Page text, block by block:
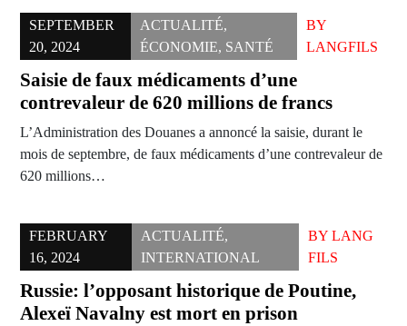
SEPTEMBER
20, 2024
ACTUALITÉ,
ÉCONOMIE, SANTÉ
BY
LANGFILS
Saisie de faux médicaments d’une
contrevaleur de 620 millions de francs
L’Administration des Douanes a annoncé la saisie, durant le
mois de septembre, de faux médicaments d’une contrevaleur de
620 millions…
FEBRUARY
16, 2024
ACTUALITÉ,
INTERNATIONAL
BY LANG
FILS
Russie: l’opposant historique de Poutine,
Alexeï Navalny est mort en prison